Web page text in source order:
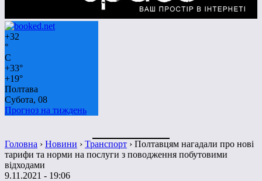
+32
°
C
+33°
+19°
Полтава
Субота, 08
Прогноз на тиждень
Головна › Новини › Транспорт › Полтавцям нагадали про нові
тарифи та норми на послуги з поводження побутовими
відходами
9.11.2021 - 19:06